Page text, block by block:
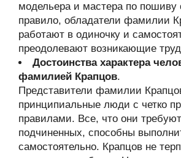
модельера и мастера по пошиву
правило, обладатели фамилии
работают в одиночку и
преодолевают возникающие
Достоинства характера
фамилией Крапцов.
Представители фамилии
принципиальные люди с четко
правилами. Все, что они
подчиненных, способны
самостоятельно. Крапцов не